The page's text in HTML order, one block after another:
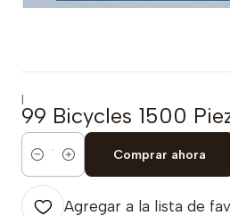
|
99 Bicycles 1500
Cantidad
Comprar ahora
Agregar a la lista de